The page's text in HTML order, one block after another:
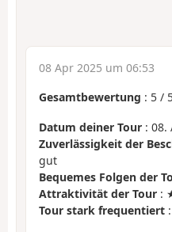
08 Apr 2025 um 06:53
Gesamtbewertung : 5 /
Datum deiner Tour : 08.
Zuverlässigkeit der
gut
Bequemes Folgen der
Attraktivität der Tour :
Tour stark frequentiert